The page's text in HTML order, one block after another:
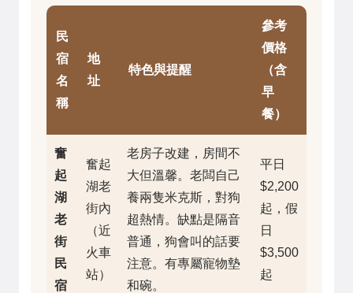
民
宿
名
稱
地
址
特色與提醒
參考
價格
（含
早
餐）
奮
起
湖
老
街
民
宿
奮起
湖老
街內
（近
火車
站）
老房子改建，房間不
大但溫馨。老闆自己
養兩隻米克斯，對狗
超熱情。缺點是隔音
普通，狗會叫的話要
注意。有專屬寵物墊
和碗。
平日
$2,200
起，假
日
$3,500
起